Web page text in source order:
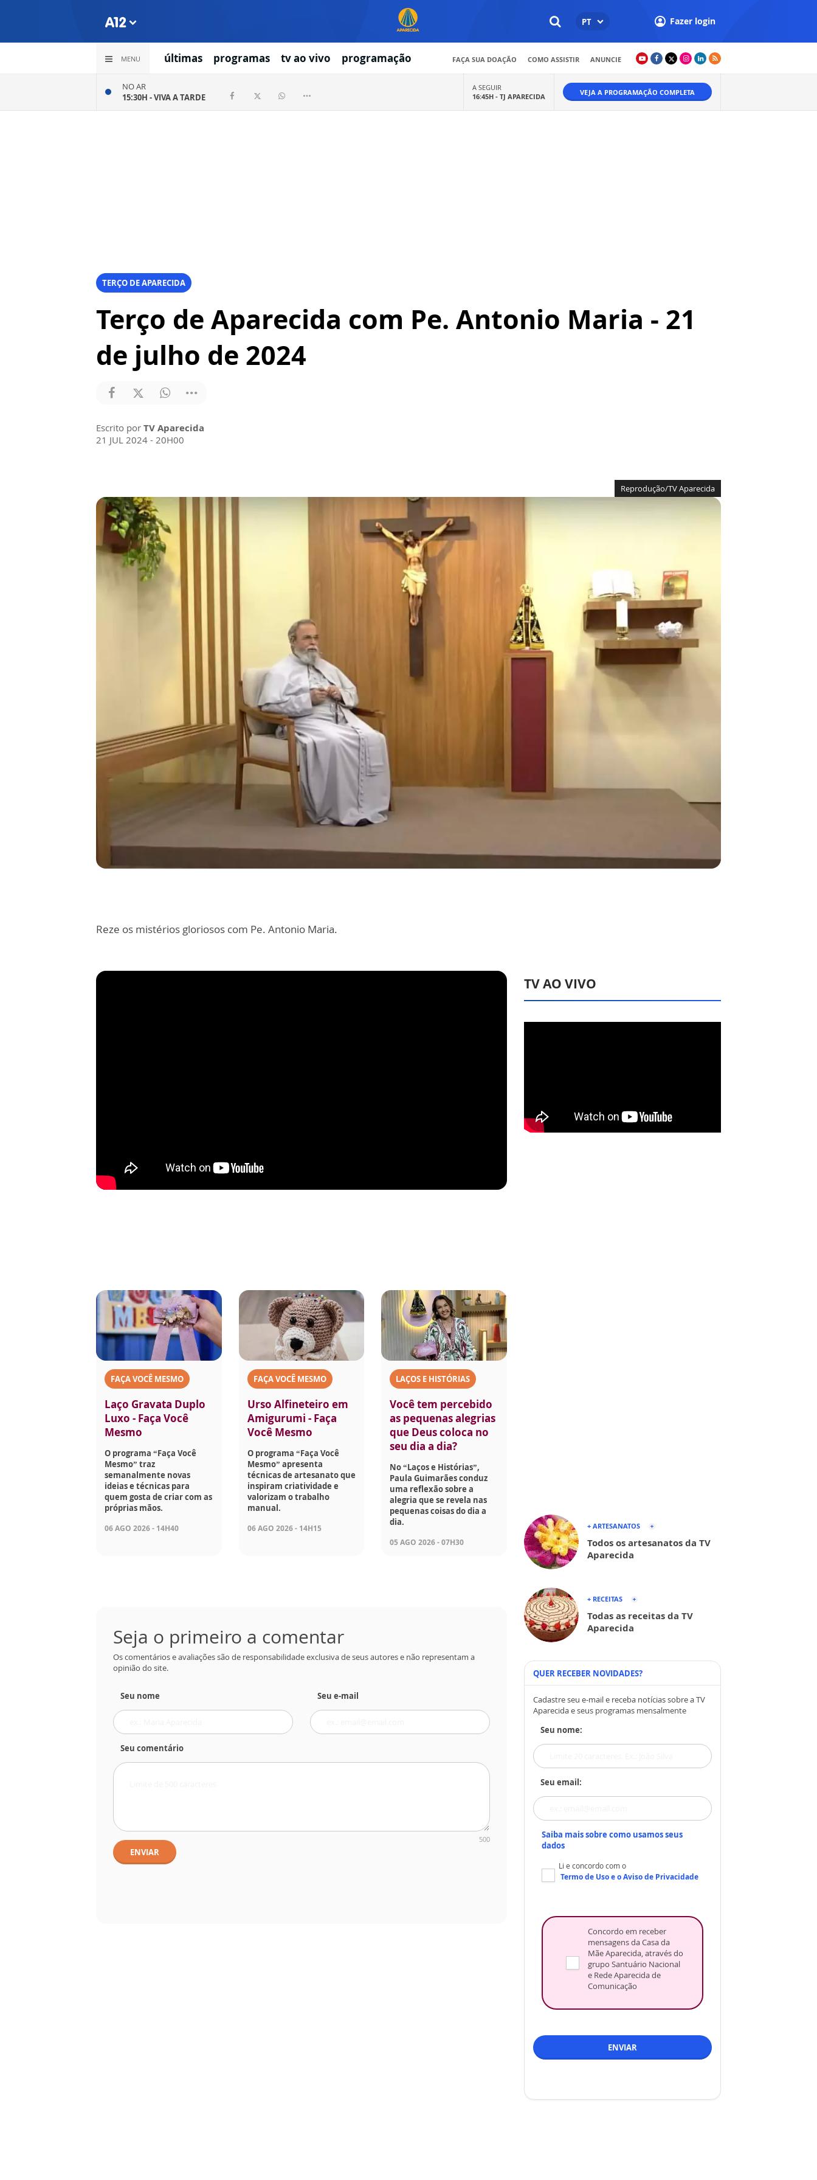
PT Fazer login
MENU últimas programas tv ao vivo programação FAÇA SUA DOAÇÃO COMO ASSISTIR ANUNCIE
NO AR
15:30H -VIVA A TARDE
A SEGUIR
16:45H - TJ APARECIDA VEJA A PROGRAMAÇÃO COMPLETA
TERÇO DE APARECIDA
Terço de Aparecida com Pe. Antonio Maria - 21
de julho de 2024
Escrito por TV Aparecida
21 JUL 2024 - 20H00
Reprodução/TV Aparecida
Reze os mistérios gloriosos com Pe. Antonio Maria.
FAÇA VOCÊ MESMO
Laço Gravata Duplo
Luxo - Faça Você
Mesmo
O programa “Faça Você
Mesmo” traz
semanalmente novas
ideias e técnicas para
quem gosta de criar com as
próprias mãos.
06 AGO 2026 - 14H40
FAÇA VOCÊ MESMO
Urso Alfineteiro em
Amigurumi - Faça
Você Mesmo
O programa “Faça Você
Mesmo” apresenta
técnicas de artesanato que
inspiram criatividade e
valorizam o trabalho
manual.
06 AGO 2026 - 14H15
LAÇOS E HISTÓRIAS
Você tem percebido
as pequenas alegrias
que Deus coloca no
seu dia a dia?
No “Laços e Histórias”,
Paula Guimarães conduz
uma reflexão sobre a
alegria que se revela nas
pequenas coisas do dia a
dia.
05 AGO 2026 - 07H30
Seja o primeiro a comentar
Os comentários e avaliações são de responsabilidade exclusiva de seus autores e não representam a
opinião do site.
Seu nome Seu e-mail
Seu comentário
500
ENVIAR
TV AO VIVO
+ ARTESANATOS
Todos os artesanatos da TV
Aparecida
+ RECEITAS
Todas as receitas da TV
Aparecida
QUER RECEBER NOVIDADES?
Cadastre seu e-mail e receba notícias sobre a TV
Aparecida e seus programas mensalmente
Seu nome:
Seu email:
Saiba mais sobre como usamos seus
dados
Li e concordo com o
Termo de Usoe oAviso de Privacidade
Concordo em receber
mensagens da Casa da
Mãe Aparecida, através do
grupo Santuário Nacional
e Rede Aparecida de
Comunicação
ENVIAR